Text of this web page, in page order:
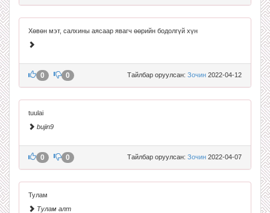
Хөвөн мэт, салхины аясаар явагч өөрийн бодолгүй хүн
Тайлбар оруулсан: Зочин 2022-04-12
0 0
tuulai
bujin9
Тайлбар оруулсан: Зочин 2022-04-07
0 0
Тулам
Тулам алт